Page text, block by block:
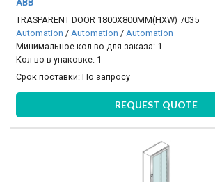
ABB
TRASPARENT DOOR 1800X800MM(HXW) 7035
Automation / Automation / Automation
Минимальное кол-во для заказа: 1
Кол-во в упаковке: 1
Срок поставки:По запросу
REQUEST QUOTE